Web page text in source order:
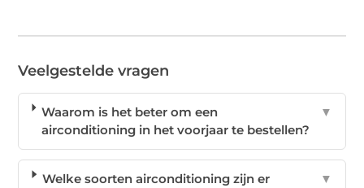
Veelgestelde vragen
Waarom is het beter om een
airconditioning in het voorjaar te bestellen?
▼
Welke soorten airconditioning zijn er
▼